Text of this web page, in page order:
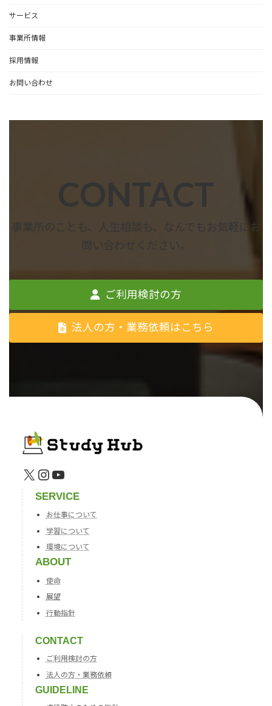
サービス
事業所情報
採用情報
お問い合わせ
CONTACT
事業所のことも、人生相談も、なんでもお気軽にお
問い合わせください。
ご利用検討の方
法人の方・業務依頼はこちら
X Instagram
YouTube
SERVICE
お仕事について
学習について
環境について
ABOUT
使命
展望
行動指針
CONTACT
ご利用検討の方
法人の方・業務依頼
GUIDELINE